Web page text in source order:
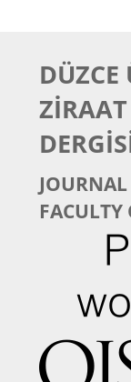
DÜZCE
ZİRAAT
JOUR
FACULTY